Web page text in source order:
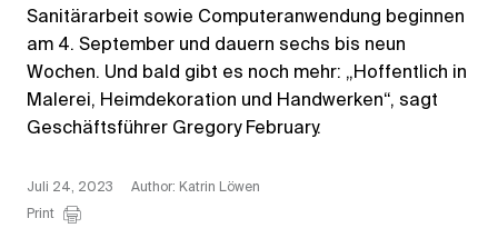
Sanitärarbeit sowie Computeranwendung beginnen
am 4. September und dauern sechs bis neun
Wochen. Und bald gibt es noch mehr: „Hoffentlich in
Malerei, Heimdekoration und Handwerken“, sagt
Geschäftsführer Gregory February.
Juli 24, 2023
Author: Katrin Löwen
Print